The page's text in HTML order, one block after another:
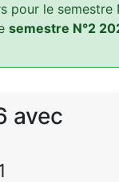
pour le
semestre N°2
avec